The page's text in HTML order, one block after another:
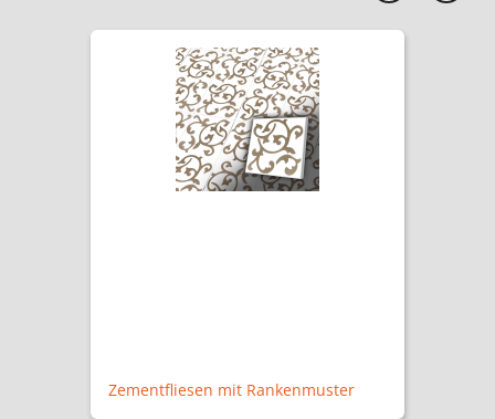
Wohnungstürgarnitur Tegel P